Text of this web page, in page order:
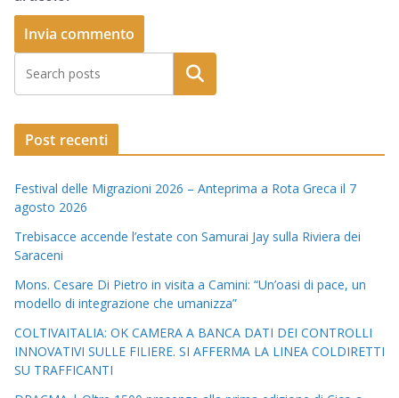
Post recenti
Festival delle Migrazioni 2026 – Anteprima a Rota Greca il 7
agosto 2026
Trebisacce accende l’estate con Samurai Jay sulla Riviera dei
Saraceni
Mons. Cesare Di Pietro in visita a Camini: “Un’oasi di pace, un
modello di integrazione che umanizza”
COLTIVAITALIA: OK CAMERA A BANCA DATI DEI CONTROLLI
INNOVATIVI SULLE FILIERE. SI AFFERMA LA LINEA COLDIRETTI
SU TRAFFICANTI